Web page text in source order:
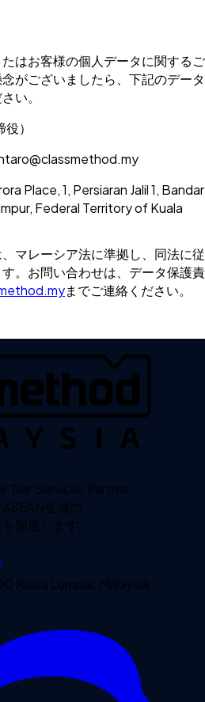
はお客様の個人データに関するご
がございましたら、下記のデータ
い。
）
Place, 1, Persiaran Jalil 1, Bandar
Federal Territory of Kuala
マレーシア法に準拠し、同法に従
。お問い合わせは、データ保護責
までご連絡ください。
Tier Services Partner
全域の
加速します。
Kuala Lumpur, Malaysia